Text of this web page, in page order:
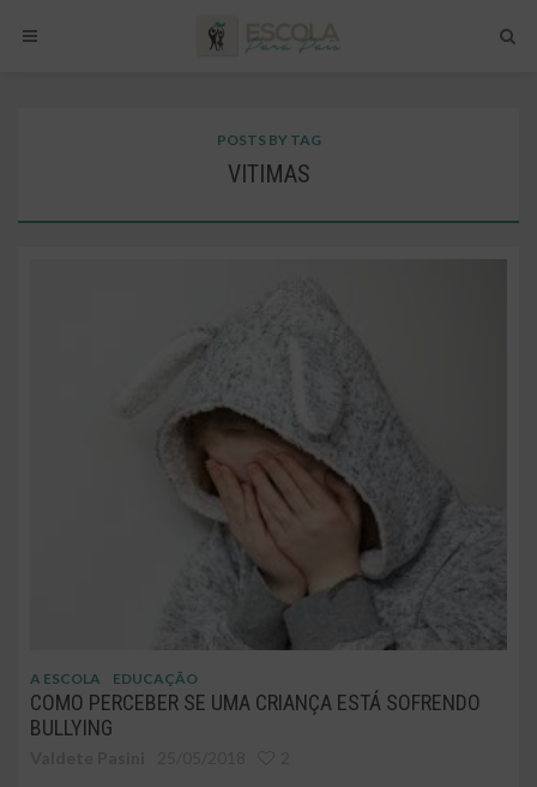
POSTS BY TAG
VITIMAS
A ESCOLA EDUCAÇÃO
COMO PERCEBER SE UMA CRIANÇA ESTÁ SOFRENDO
BULLYING